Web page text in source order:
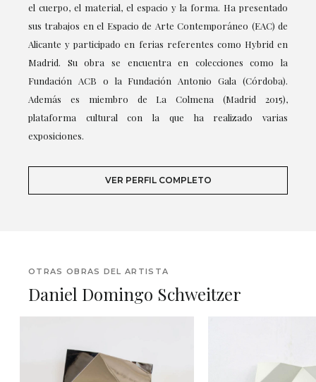
el cuerpo, el material, el espacio y la forma. Ha presentado
sus trabajos en el Espacio de Arte Contemporáneo (EAC) de
Alicante y participado en ferias referentes como Hybrid en
Madrid. Su obra se encuentra en colecciones como la
Fundación ACB o la Fundación Antonio Gala (Córdoba).
Además es miembro de La Colmena (Madrid 2015),
plataforma cultural con la que ha realizado varias
exposiciones.
VER PERFIL COMPLETO
OTRAS OBRAS DEL ARTISTA
Daniel Domingo Schweitzer